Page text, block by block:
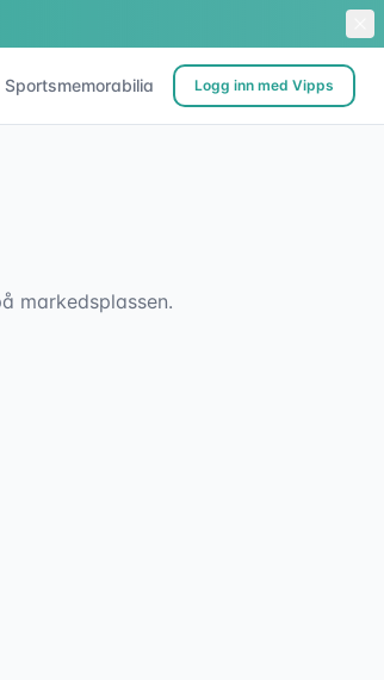
Sportsmemorabilia Logg inn med Vipps
markedsplassen.